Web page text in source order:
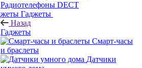
Радиотелефоны DECT
Гаджеты
Назад
Гаджеты
Смарт-часы
и браслеты
Датчики